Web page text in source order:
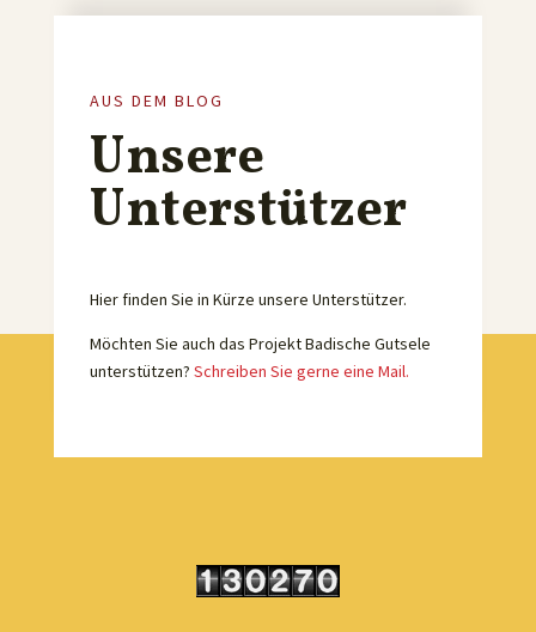
AUS DEM BLOG
Unsere
Unterstützer
Hier finden Sie in Kürze unsere Unterstützer.
Möchten Sie auch das Projekt Badische Gutsele
unterstützen? Schreiben Sie gerne eine Mail.